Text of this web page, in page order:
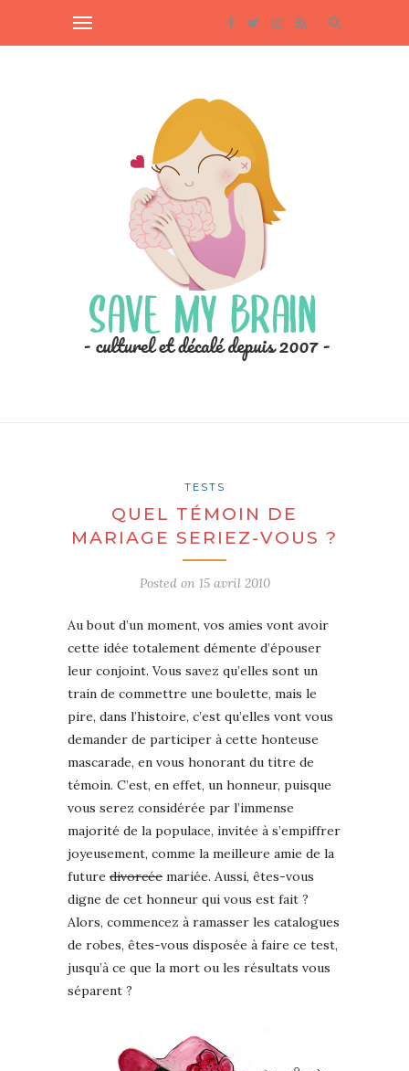
TESTS
QUEL TÉMOIN DE
MARIAGE SERIEZ-VOUS ?
Posted on 15 avril 2010
Au bout d’un moment, vos amies vont avoir
cette idée totalement démente d’épouser
leur conjoint. Vous savez qu’elles sont un
train de commettre une boulette, mais le
pire, dans l’histoire, c’est qu’elles vont vous
demander de participer à cette honteuse
mascarade, en vous honorant du titre de
témoin. C’est, en effet, un honneur, puisque
vous serez considérée par l’immense
majorité de la populace, invitée à s’empiffrer
joyeusement, comme la meilleure amie de la
future divorcée mariée. Aussi, êtes-vous
digne de cet honneur qui vous est fait ?
Alors, commencez à ramasser les catalogues
de robes, êtes-vous disposée à faire ce test,
jusqu’à ce que la mort ou les résultats vous
séparent ?